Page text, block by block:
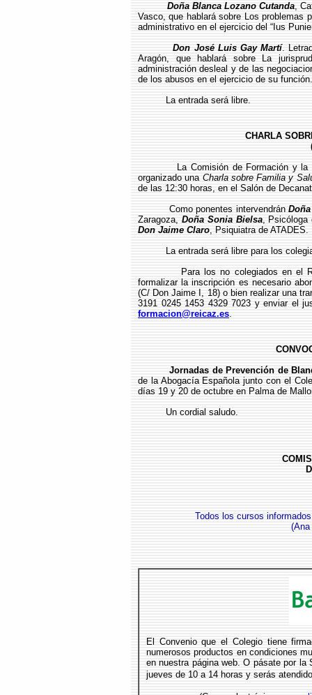
Doña Blanca Lozano Cutanda,
Vasco, que hablará sobre Los problemas
administrativo en el ejercicio del “Ius
Don José Luis Gay Martí.
Aragón, que hablará sobre La
administración desleal y de las
de los abusos en el ejercicio de su función.
La entrada será libre.
CHARLA
La Comisión de Formación y
organizado una Charla sobre Familia y
de las 12:30 horas, en el Salón de
Como ponentes intervendrán
Zaragoza, Doña Sonia Bielsa, Psicóloga
Don Jaime Claro, Psiquiatra de ATADES.
La entrada será libre para los
Para los no colegiados en el
formalizar la inscripción es necesario
(C/ Don Jaime I, 18) o bien realizar una
3191 0245 1453 4329 7023 y enviar el
formacion@reicaz.es.
Jornadas de Prevención de
de la Abogacía Española junto con el
días 19 y 20 de octubre en Palma de
Un cordial saludo.
Todos los cursos
(Ana
El Convenio que el Colegio tiene
numerosos productos en condiciones
en nuestra página web. O pásate por
jueves de 10 a 14 horas y serás